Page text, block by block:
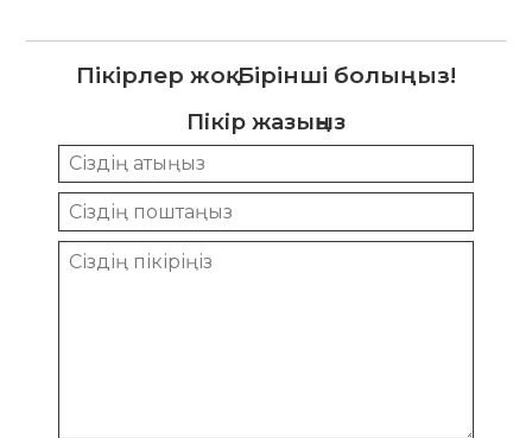
Пікірлер жоқ. Бірінші болыңыз!
Пікір жазыңыз